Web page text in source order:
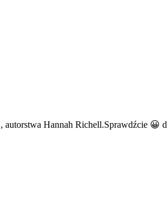
Hannah Richell.Sprawdźcie 😀